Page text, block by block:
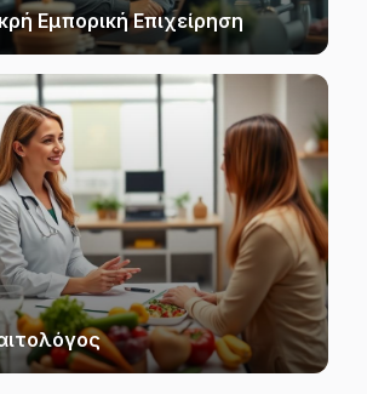
Εμπορική Επιχείρηση